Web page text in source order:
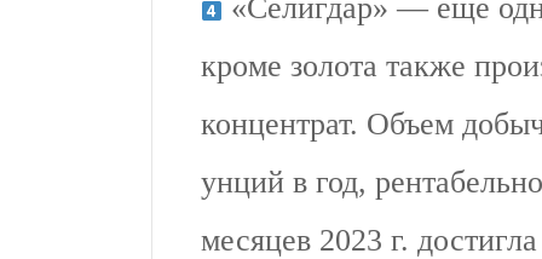
«Селигдар» — еще
кроме золота также
концентрат. Объем
унций в год,
месяцев 2023 г.